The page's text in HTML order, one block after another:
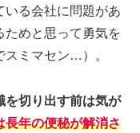
いる会社に問題があ
ためと思って勇気を
スミマセン…）。
を切り出す前は気が
長年の便秘が解消さ